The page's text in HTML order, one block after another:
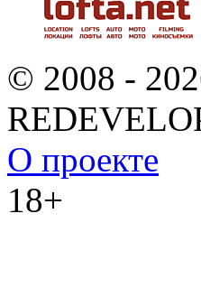
© 2008 -
О проекте
18+